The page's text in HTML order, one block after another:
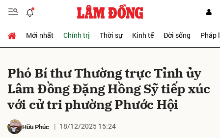
Mới nhất Chính trị Thời sự Kinh tế Đời sống Pháp
Phó Bí thư Thường trực Tỉnh ủy
Lâm Đồng Đặng Hồng Sỹ tiếp xúc
với cử tri phường Phước Hội
Hữu Phúc 18/12/2025 15:24
Gửi bình luận